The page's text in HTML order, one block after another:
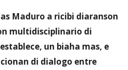
Maduro a ricibi diaranson
multidisciplinario di
un biaha mas, e
di dialogo entre